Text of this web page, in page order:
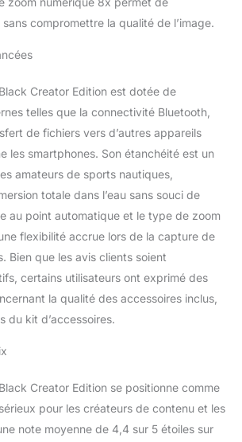
cinématographique. Un
cache d'objectif
rendre vos photos et
vidéos encore plus
vidéos haute résolution,
haute fréquence
d'images : le nouveau
capteur d'image CMOS
augmente la résolution
photo jusqu'à 27 MP
tout en offrant des
vidéos de 5,3 K60 avec
des mouvements
incroyablement fluides
que vous pouvez utiliser
préférées. En outre,
enregistrez des vidéos
2,7K240 qui peuvent être
compromettre la qualité de l’image.
Creator Edition est dotée de
telles que la connectivité Bluetooth,
de fichiers vers d’autres appareils
les smartphones. Son étanchéité est un
amateurs de sports nautiques,
totale dans l’eau sans souci de
au point automatique et le type de zoom
flexibilité accrue lors de la capture de
Bien que les avis clients soient
certains utilisateurs ont exprimé des
la qualité des accessoires inclus,
du kit d’accessoires.
Creator Edition se positionne comme
pour les créateurs de contenu et les
note moyenne de 4,4 sur 5 étoiles sur